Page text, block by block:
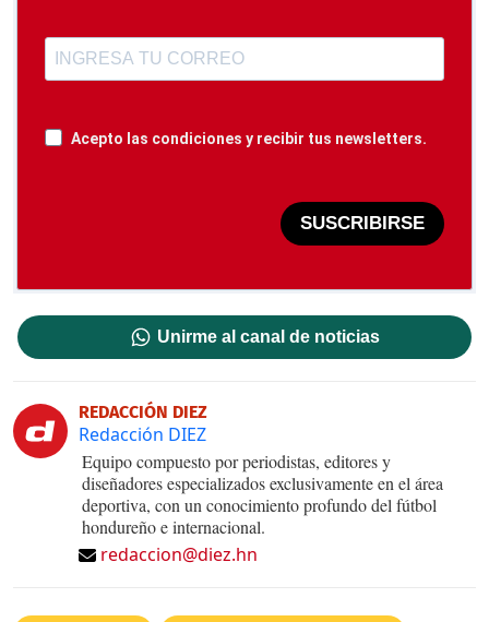
Acepto las condiciones y recibir tus newsletters.
SUSCRIBIRSE
Unirme al canal de noticias
REDACCIÓN DIEZ
Redacción DIEZ
Equipo compuesto por periodistas, editores y
diseñadores especializados exclusivamente en el área
deportiva, con un conocimiento profundo del fútbol
hondureño e internacional.
redaccion@diez.hn